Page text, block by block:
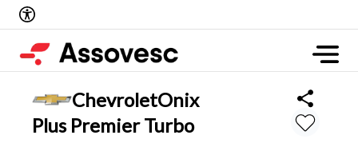
ChevroletOnix
Plus Premier Turbo